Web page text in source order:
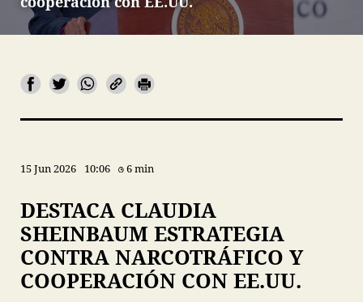
15 Jun 2026 10:06 6 min
DESTACA CLAUDIA
SHEINBAUM ESTRATEGIA
CONTRA NARCOTRÁFICO Y
COOPERACIÓN CON EE.UU.